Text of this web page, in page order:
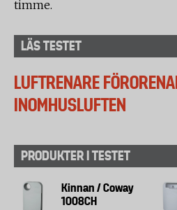
timme.
LÄS TESTET
LUFTRENARE
INOMHUSLUFTEN
PRODUKTER I TESTET
Kinnan / Coway
1008CH